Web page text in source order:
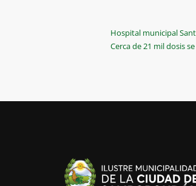
de
Previous
Post
Hospital municipal
Next
Cerca de 21 mil dosis